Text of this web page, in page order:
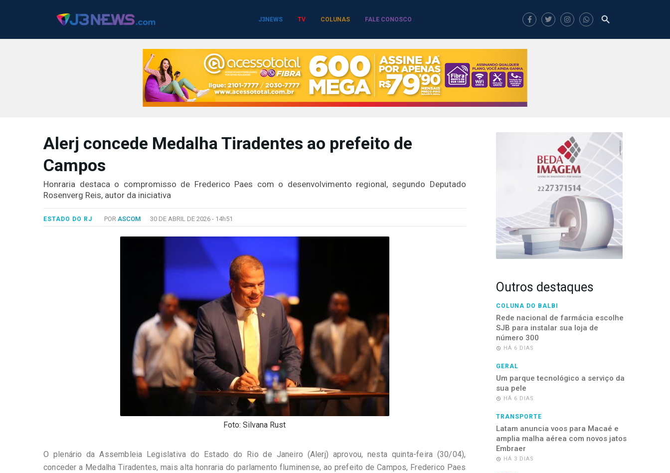
J3NEWS TV COLUNAS FALE CONOSCO
Alerj concede Medalha Tiradentes ao prefeito de
Campos
Honraria destaca o compromisso de Frederico Paes com o desenvolvimento regional, segundo Deputado
Rosenverg Reis, autor da iniciativa
ESTADO DO RJ POR ASCOM 30 DE ABRIL DE 2026 - 14h51
Foto: Silvana Rust
O plenário da Assembleia Legislativa do Estado do Rio de Janeiro (Alerj) aprovou, nesta quinta-feira (30/04),
conceder a Medalha Tiradentes, mais alta honraria do parlamento fluminense, ao prefeito de Campos, Frederico Paes
Outros destaques
COLUNA DO BALBI
Rede nacional de farmácia escolhe
SJB para instalar sua loja de
número 300
HÁ 6 DIAS
GERAL
Um parque tecnológico a serviço da
sua pele
HÁ 6 DIAS
TRANSPORTE
Latam anuncia voos para Macaé e
amplia malha aérea com novos jatos
Embraer
HÁ 3 DIAS